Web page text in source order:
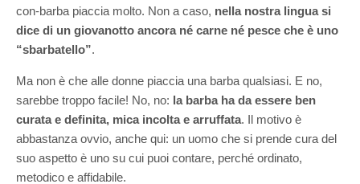
con-barba piaccia molto. Non a caso, nella nostra lingua si
dice di un giovanotto ancora né carne né pesce che è uno
“sbarbatello”.
Ma non è che alle donne piaccia una barba qualsiasi. E no,
sarebbe troppo facile! No, no: la barba ha da essere ben
curata e definita, mica incolta e arruffata. Il motivo è
abbastanza ovvio, anche qui: un uomo che si prende cura del
suo aspetto è uno su cui puoi contare, perché ordinato,
metodico e affidabile.